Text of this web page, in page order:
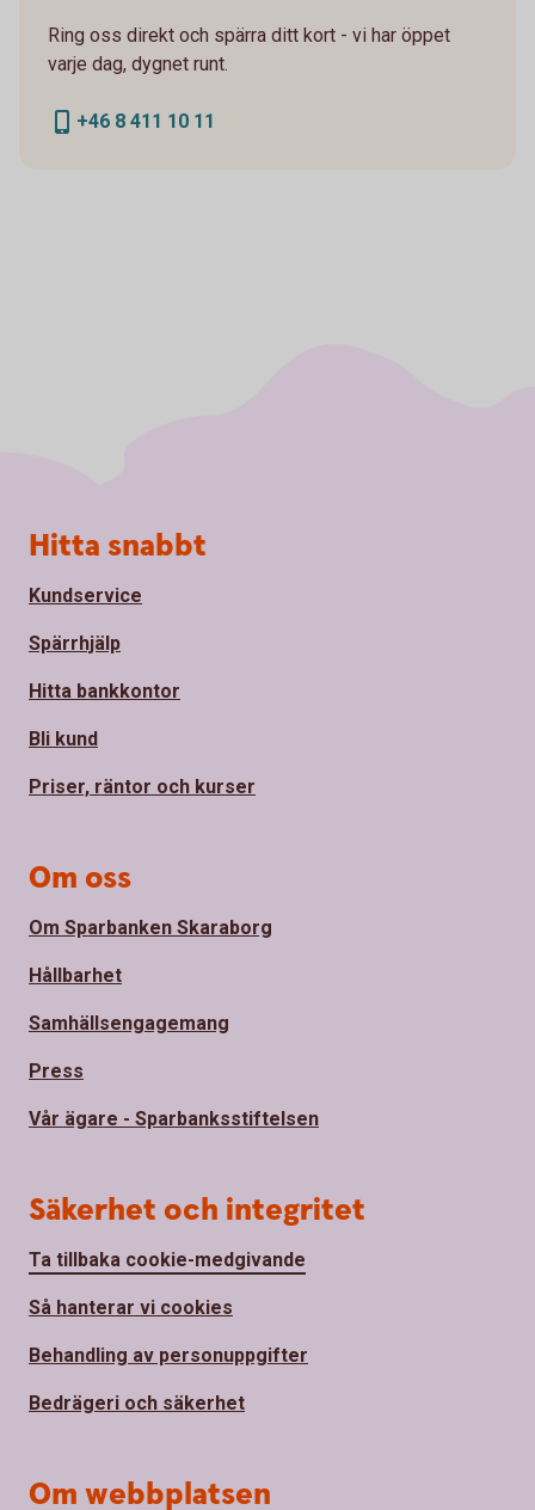
Ring oss direkt och spärra ditt kort - vi har öppet
varje dag, dygnet runt.
+46 8 411 10 11
Sidfot
Hitta snabbt
Kundservice
Spärrhjälp
Hitta bankkontor
Bli kund
Priser, räntor och kurser
Om oss
Om Sparbanken Skaraborg
Hållbarhet
Samhällsengagemang
Press
Vår ägare - Sparbanksstiftelsen
Säkerhet och integritet
Ta tillbaka cookie-medgivande
Så hanterar vi cookies
Behandling av personuppgifter
Bedrägeri och säkerhet
Om webbplatsen